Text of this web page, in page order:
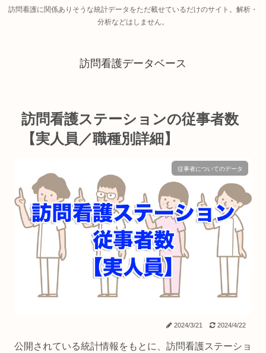
訪問看護に関係ありそうな統計データをただ載せているだけのサイト。解析・
分析などはしません。
訪問看護データベース
訪問看護ステーションの従事者数
【実人員／職種別詳細】
従事者についてのデータ
2024/3/21 2024/4/22
公開されている統計情報をもとに、訪問看護ステーショ